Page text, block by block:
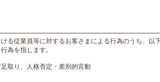
る従業員等に対するお客さまによる行為のうち、以
為を指します。
取り、人格否定・差別的言動